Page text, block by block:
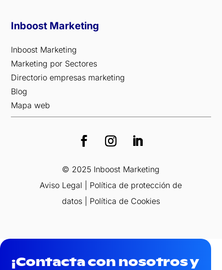
Inboost Marketing
Inboost Marketing
Marketing por Sectores
Directorio empresas marketing
Blog
Mapa web
© 2025 Inboost Marketing
Aviso Legal
Política de protección de
datos| Política de Cookies
¡Contacta con nosotros y